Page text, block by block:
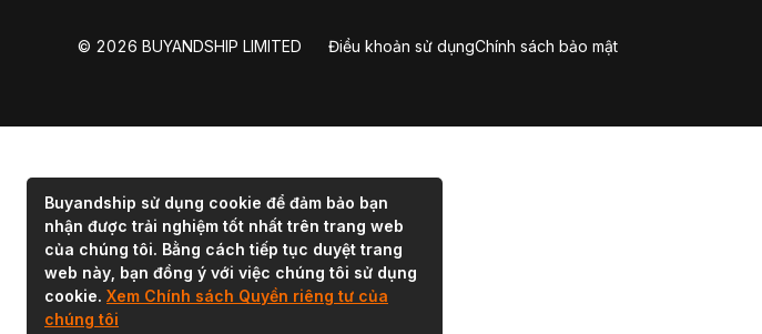
© 2026 BUYANDSHIP LIMITED Điều khoản sử dụngChính sách bảo mật
Buyandship sử dụng cookie để đảm bảo bạn
nhận được trải nghiệm tốt nhất trên trang web
của chúng tôi. Bằng cách tiếp tục duyệt trang
web này, bạn đồng ý với việc chúng tôi sử dụng
cookie. Xem Chính sách Quyền riêng tư của
chúng tôi